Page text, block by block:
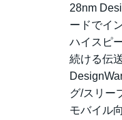
28nm
ードでイ
ハイスピ
続ける伝
グ/スリー
モバイル